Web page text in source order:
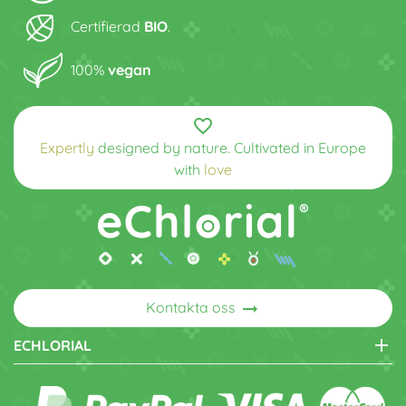
Certifierad BIO.
100% vegan
favorite_border
Expertly designed by nature. Cultivated in Europe
with love
Kontakta oss arrow_right_alt
ECHLORIAL add